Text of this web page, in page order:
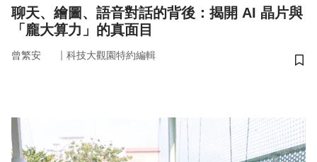
聊天、繪圖、語音對話的背後：揭開 AI 晶片與
「龐大算力」的真面目
曾繁安 ｜ 科技大觀園特約編輯
儲